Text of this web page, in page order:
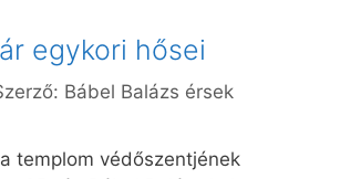
egykori hősei
Bábel Balázs érsek
templom védőszentjének